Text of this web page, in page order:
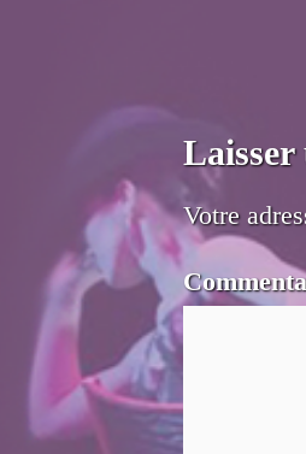
Laisser
Votre